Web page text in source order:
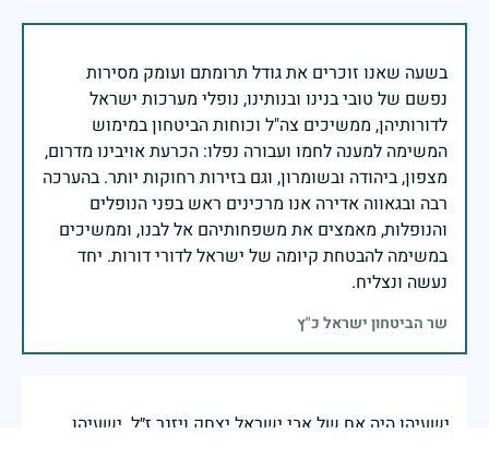
בשעה שאנו זוכרים את גודל תרומתם ועומק מסירות
נפשם של טובי בנינו ובנותינו, נופלי מערכות ישראל
לדורותיהן, ממשיכים צה"ל וכוחות הביטחון במימוש
המשימה למענה לחמו ועבורה נפלו: הכרעת אויבינו מדרום,
מצפון, ביהודה ובשומרון, וגם בזירות רחוקות יותר. בהערכה
רבה ובגאווה אדירה אנו מרכינים ראש בפני הנופלים
והנופלות, מאמצים את משפחותיהם אל לבנו, וממשיכים
במשימה להבטחת קיומה של ישראל לדורי דורות. יחד
נעשה ונצליח.
שר הביטחון ישראל כ"ץ
ישעיהו היה אח של אבי ישראל יצחק ויזנר ז״ל. ישעיהו